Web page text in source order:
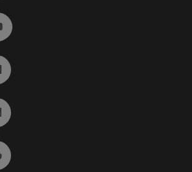
Ir a YouTube (abre en ventana nueva)
Ir a Flickr (abre en ventana nueva)
Ir a Linkedin (abre en ventana nueva)
Ir al Blog (abre en ventana nueva)